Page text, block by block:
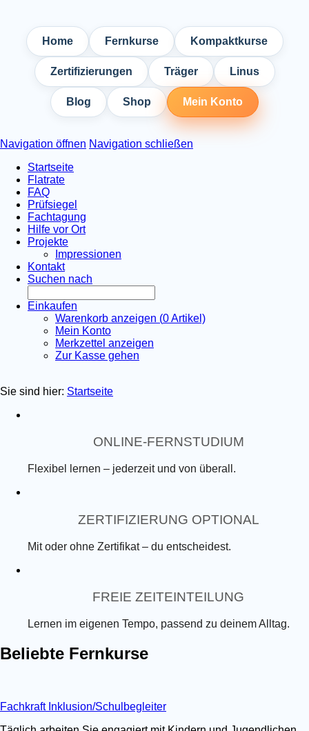
Home Fernkurse Kompaktkurse
Zertifizierungen Träger Linus
Blog Shop Mein Konto
Navigation öffnen Navigation schließen
Startseite
Flatrate
FAQ
Prüfsiegel
Fachtagung
Hilfe vor Ort
Projekte
Impressionen
Kontakt
Suchen nach
Einkaufen
Warenkorb anzeigen (0Artikel)
Mein Konto
Merkzettel anzeigen
Zur Kasse gehen
Sie sind hier: Startseite
ONLINE-FERNSTUDIUM
Flexibel lernen – jederzeit und von überall.
ZERTIFIZIERUNG OPTIONAL
Mit oder ohne Zertifikat – du entscheidest.
FREIE ZEITEINTEILUNG
Lernen im eigenen Tempo, passend zu deinem Alltag.
Beliebte Fernkurse
Fachkraft Inklusion/Schulbegleiter